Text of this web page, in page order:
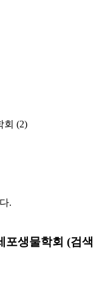
회 (2)
.
포생물학회 (검색